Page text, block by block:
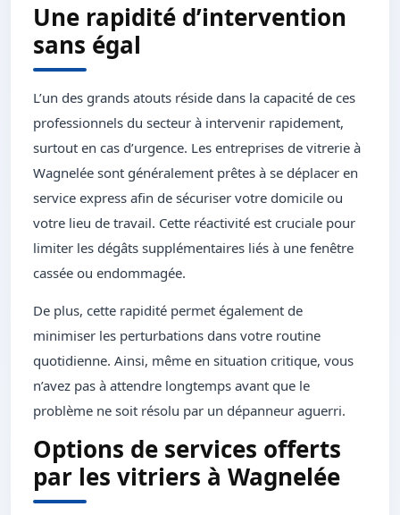
Une rapidité d’intervention
sans égal
L’un des grands atouts réside dans la capacité de ces
professionnels du secteur à intervenir rapidement,
surtout en cas d’urgence. Les entreprises de vitrerie à
Wagnelée sont généralement prêtes à se déplacer en
service express afin de sécuriser votre domicile ou
votre lieu de travail. Cette réactivité est cruciale pour
limiter les dégâts supplémentaires liés à une fenêtre
cassée ou endommagée.
De plus, cette rapidité permet également de
minimiser les perturbations dans votre routine
quotidienne. Ainsi, même en situation critique, vous
n’avez pas à attendre longtemps avant que le
problème ne soit résolu par un dépanneur aguerri.
Options de services offerts
par les vitriers à Wagnelée